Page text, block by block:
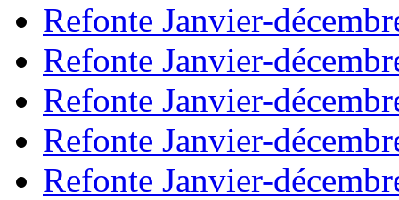
Refonte Janvier-
Refonte Janvier-
Refonte Janvier-
Refonte Janvier-
Refonte Janvier-